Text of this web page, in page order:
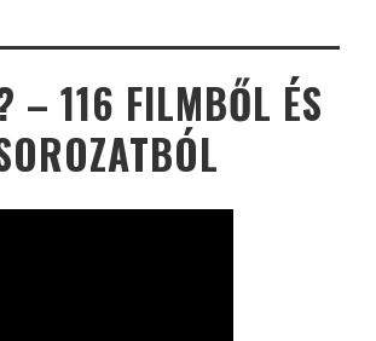
– 116 FILMBŐL ÉS